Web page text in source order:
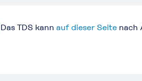
Das TDS kann auf dieser Seite nach